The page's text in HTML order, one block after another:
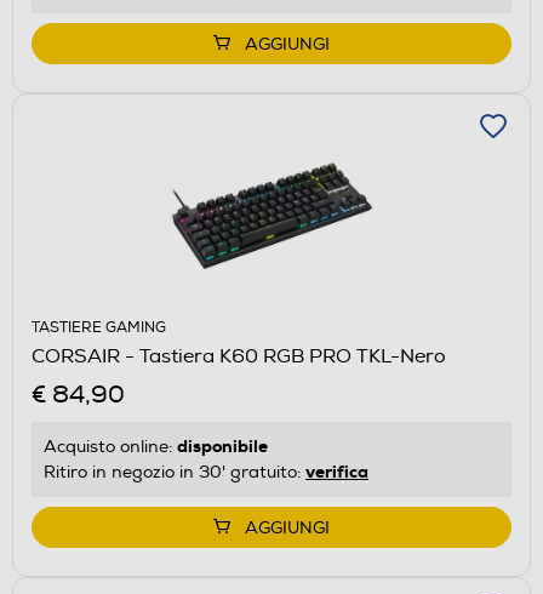
AGGIUNGI
TASTIERE GAMING
CORSAIR - Tastiera K60 RGB PRO TKL-Nero
€ 84,90
Acquisto online: disponibile
Ritiro in negozio in 30' gratuito: verifica
AGGIUNGI